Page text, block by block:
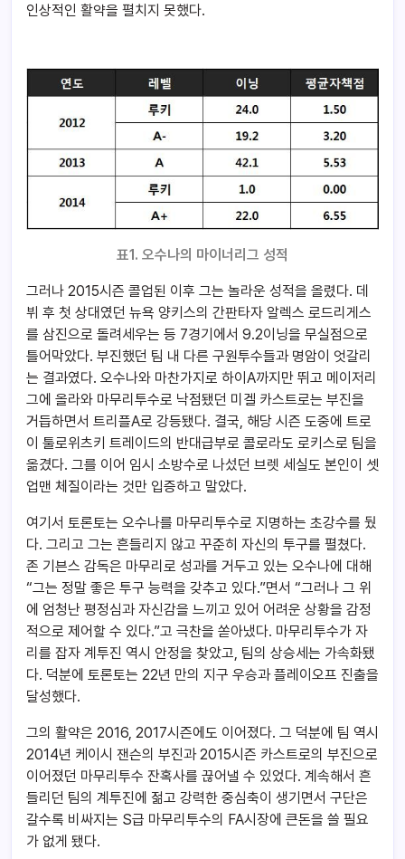
인상적인 활약을 펼치지 못했다.
표1. 오수나의 마이너리그 성적
그러나 2015시즌 콜업된 이후 그는 놀라운 성적을 올렸다. 데
뷔 후 첫 상대였던 뉴욕 양키스의 간판타자 알렉스 로드리게스
를 삼진으로 돌려세우는 등 7경기에서 9.2이닝을 무실점으로
틀어막았다. 부진했던 팀 내 다른 구원투수들과 명암이 엇갈리
는 결과였다. 오수나와 마찬가지로 하이A까지만 뛰고 메이저리
그에 올라와 마무리투수로 낙점됐던 미겔 카스트로는 부진을
거듭하면서 트리플A로 강등됐다. 결국, 해당 시즌 도중에 트로
이 툴로위츠키 트레이드의 반대급부로 콜로라도 로키스로 팀을
옮겼다. 그를 이어 임시 소방수로 나섰던 브렛 세실도 본인이 셋
업맨 체질이라는 것만 입증하고 말았다.
여기서 토론토는 오수나를 마무리투수로 지명하는 초강수를 뒀
다. 그리고 그는 흔들리지 않고 꾸준히 자신의 투구를 펼쳤다.
존 기븐스 감독은 마무리로 성과를 거두고 있는 오수나에 대해
“그는 정말 좋은 투구 능력을 갖추고 있다.”면서 “그러나 그 위
에 엄청난 평정심과 자신감을 느끼고 있어 어려운 상황을 감정
적으로 제어할 수 있다.”고 극찬을 쏟아냈다. 마무리투수가 자
리를 잡자 계투진 역시 안정을 찾았고, 팀의 상승세는 가속화됐
다. 덕분에 토론토는 22년 만의 지구 우승과 플레이오프 진출을
달성했다.
그의 활약은 2016, 2017시즌에도 이어졌다. 그 덕분에 팀 역시
2014년 케이시 잰슨의 부진과 2015시즌 카스트로의 부진으로
이어졌던 마무리투수 잔혹사를 끊어낼 수 있었다. 계속해서 흔
들리던 팀의 계투진에 젊고 강력한 중심축이 생기면서 구단은
갈수록 비싸지는 S급 마무리투수의 FA시장에 큰돈을 쓸 필요
가 없게 됐다.